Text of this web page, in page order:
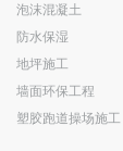
泡沫混凝土
防水保湿
地坪施工
墙面环保工程
塑胶跑道操场施工